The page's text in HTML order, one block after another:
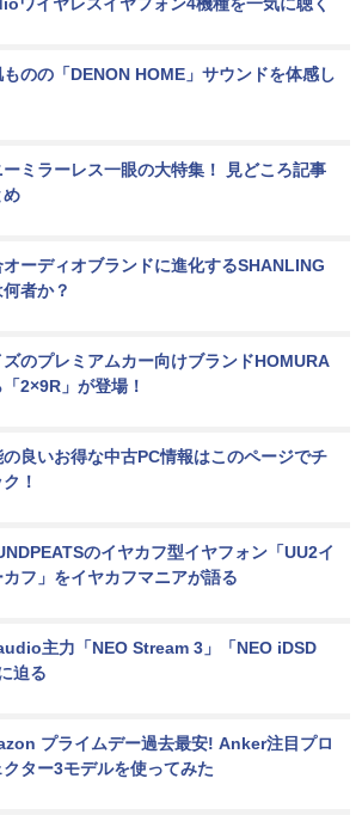
のの「DENON HOME」サウンドを体感し
ーミラーレス一眼の大特集！ 見どころ記事
め
オーディオブランドに進化するSHANLING
何者か？
ズのプレミアムカー向けブランドHOMURA
2×9R」が登場！
の良いお得な中古PC情報はこのページでチ
！
のイヤカフ型イヤフォン「UU2イ
カフ」をイヤカフマニアが語る
主力「NEO Stream 3」「NEO iDSD
迫る
プライムデー過去最安! Anker注目プロ
クター3モデルを使ってみた